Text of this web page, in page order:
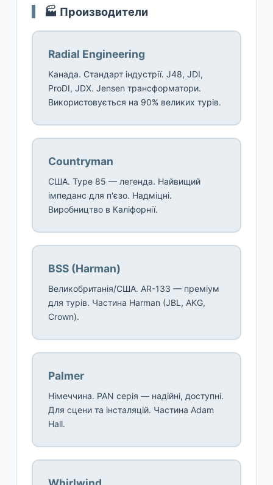
🏭 Производители
Radial Engineering
Канада. Стандарт індустрії. J48, JDI,
ProDI, JDX. Jensen трансформатори.
Використовується на 90% великих турів.
Countryman
США. Type 85 — легенда. Найвищий
імпеданс для п'єзо. Надміцні.
Виробництво в Каліфорнії.
BSS (Harman)
Великобританія/США. AR-133 — преміум
для турів. Частина Harman (JBL, AKG,
Crown).
Palmer
Німеччина. PAN серія — надійні, доступні.
Для сцени та інсталяцій. Частина Adam
Hall.